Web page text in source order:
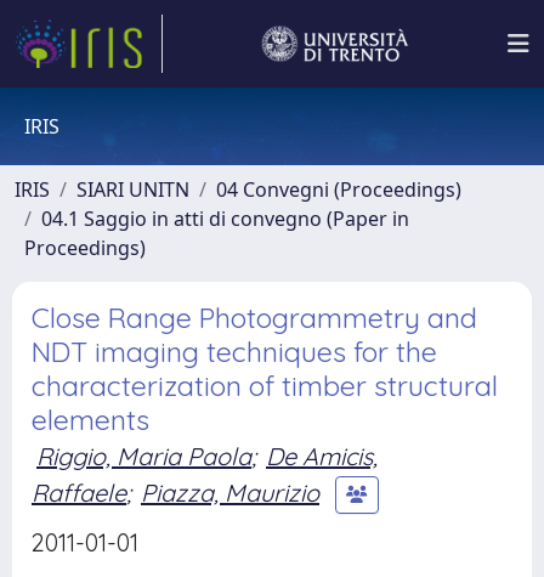
IRIS
IRIS SIARI UNITN
04 Convegni (Proceedings)
04.1 Saggio in atti di convegno (Paper in
Proceedings)
Close Range Photogrammetry and
NDT imaging techniques for the
characterization of timber structural
elements
Riggio, Maria Paola; De Amicis,
Raffaele; Piazza, Maurizio
2011-01-01